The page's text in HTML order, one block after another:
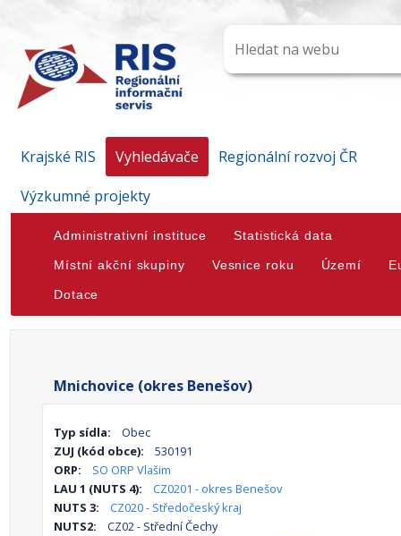
Krajské RIS Vyhledávače
Regionální rozvoj ČR
Výzkumné projekty
Administrativní instituce Statistická data
Místní akční skupiny Vesnice roku Území
Dotace
Mnichovice (okres Benešov)
Typ sídla:
Obec
ZUJ (kód obce):
530191
ORP:
SO ORP Vlašim
LAU 1 (NUTS 4):
CZ0201 - okres Benešov
NUTS 3:
CZ020 - Středočeský kraj
NUTS2:
CZ02 - Střední Čechy